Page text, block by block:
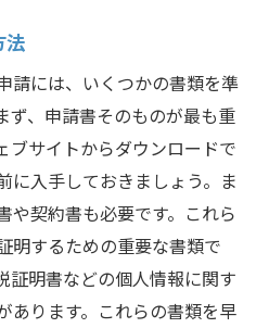
資金計画の立て方
とその内訳
槽設置工事をスムーズに
と確認事項
作成手順
方法
点と対策
法
請には、いくつかの書類を準
ず、申請書そのものが最も重
ブサイトからダウンロードで
に入手しておきましょう。ま
や契約書も必要です。これら
明するための重要な書類で
証明書などの個人情報に関す
あります。これらの書類を早